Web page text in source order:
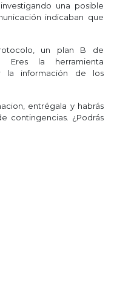
una posible
indicaban que
un plan B de
Eres la herramienta
la información de los
entrégala y habrás
contingencias. ¿Podrás